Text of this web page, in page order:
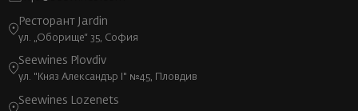
Ресторант Jardin
ул. „Оборище“ 35, София
Seewines Plovdiv
ул. "Княз Александър I" №45, Пловдив
Seewines Lozenets